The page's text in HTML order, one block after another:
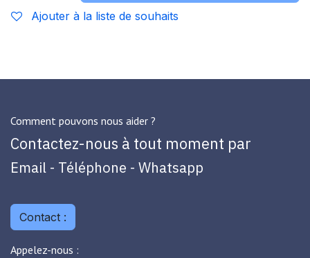
Ajouter à la liste de souhaits
Comment pouvons nous aider ?
Contactez-nous à tout moment par
Email - Téléphone - Whatsapp
Contact :
Appelez-nous :